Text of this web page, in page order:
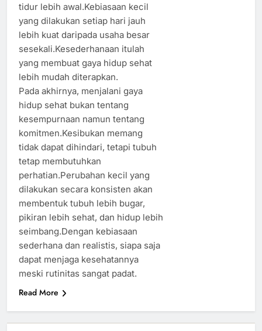
tidur lebih awal.Kebiasaan kecil
yang dilakukan setiap hari jauh
lebih kuat daripada usaha besar
sesekali.Kesederhanaan itulah
yang membuat gaya hidup sehat
lebih mudah diterapkan.
Pada akhirnya, menjalani gaya
hidup sehat bukan tentang
kesempurnaan namun tentang
komitmen.Kesibukan memang
tidak dapat dihindari, tetapi tubuh
tetap membutuhkan
perhatian.Perubahan kecil yang
dilakukan secara konsisten akan
membentuk tubuh lebih bugar,
pikiran lebih sehat, dan hidup lebih
seimbang.Dengan kebiasaan
sederhana dan realistis, siapa saja
dapat menjaga kesehatannya
meski rutinitas sangat padat.
Read More